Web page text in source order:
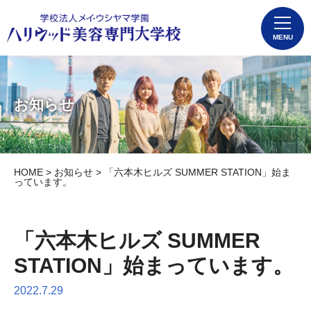
MENU
お知らせ
HOME > お知らせ > 「六本木ヒルズ SUMMER STATION」始ま
っています。
「六本木ヒルズ SUMMER
STATION」始まっています。
2022.7.29